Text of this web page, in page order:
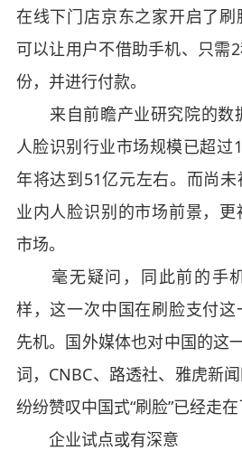
在线下门店京东之家开启了刷
可以让用户不借助手机、只需
份，并进行付款。
来自前瞻产业研究院的数
人脸识别行业市场规模已超过
年将达到51亿元左右。而尚
业内人脸识别的市场前景，
市场。
毫无疑问，同此前的手
样，这一次中国在刷脸支付
先机。国外媒体也对中国的这
词，CNBC、路透社、雅虎新
纷纷赞叹中国式“刷脸”已经走在
企业试点或有深意